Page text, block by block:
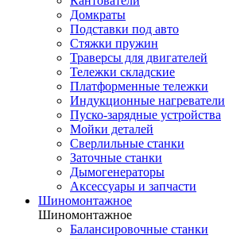
Домкраты
Подставки под авто
Стяжки пружин
Траверсы для двигателей
Тележки складские
Платформенные тележки
Индукционные нагреватели
Пуско-зарядные устройства
Мойки деталей
Сверлильные станки
Заточные станки
Дымогенераторы
Аксессуары и запчасти
Шиномонтажное
Шиномонтажное
Балансировочные станки